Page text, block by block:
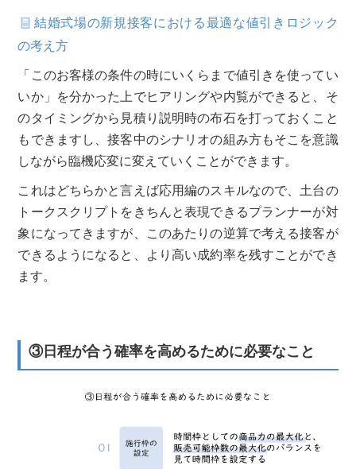
結婚式場の新規接客における最適な値引きロジック
の考え方
「このお客様の条件の時にいくらまで値引きを使ってい
いか」を分かった上でヒアリングや内覧ができると、そ
のタイミングから見積り説明時の布石を打っておくこと
もできますし、接客中のシナリオの組み方もそこを意識
しながら臨機応変に変えていくことができます。
これはどちらかと言えば応用編のスキルなので、土台の
トークスクリプトをきちんと表現できるプランナーが対
象になってきますが、このあたりの逆算で考える接客が
できるようになると、より高い成約率を残すことができ
ます。
③日程が合う確率を高めるために必要なこと